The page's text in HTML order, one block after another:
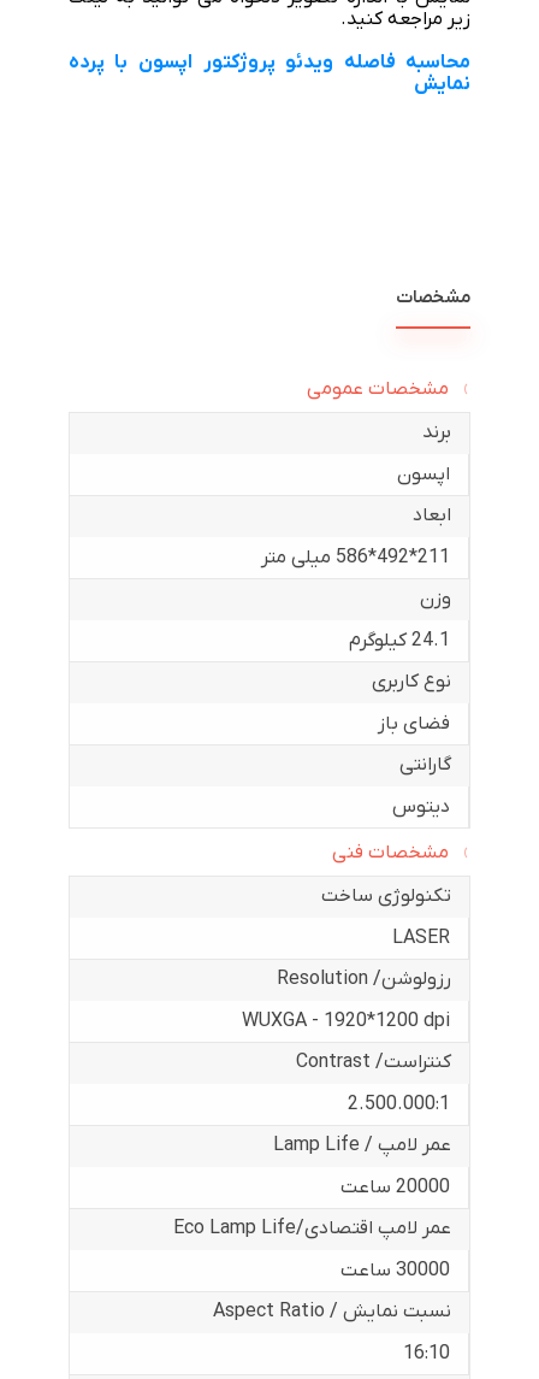
زیر مراجعه کنید.
محاسبه فاصله ویدئو پروژکتور اپسون با پرده
نمایش
مشخصات
مشخصات عمومی
برند
اپسون
ابعاد
211*492*586 میلی متر
وزن
24.1 کیلوگرم
نوع کاربری
فضای باز
گارانتی
دیتوس
مشخصات فنی
تکنولوژی ساخت
LASER
رزولوشن/ Resolution
WUXGA - 1920*1200 dpi
کنتراست/ Contrast
2.500.000:1
عمر لامپ / Lamp Life
20000 ساعت
عمر لامپ اقتصادی/Eco Lamp Life
30000 ساعت
نسبت نمایش / Aspect Ratio
16:10